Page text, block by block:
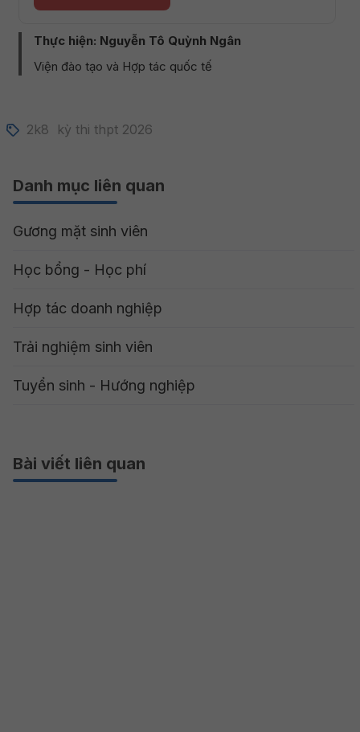
Thực hiện: Nguyễn Tô Quỳnh Ngân
Viện đào tạo và Hợp tác quốc tế
2k8 kỳ thi thpt 2026
Danh mục liên quan
Gương mặt sinh viên
Học bổng - Học phí
Hợp tác doanh nghiệp
Trải nghiệm sinh viên
Tuyển sinh - Hướng nghiệp
Bài viết liên quan